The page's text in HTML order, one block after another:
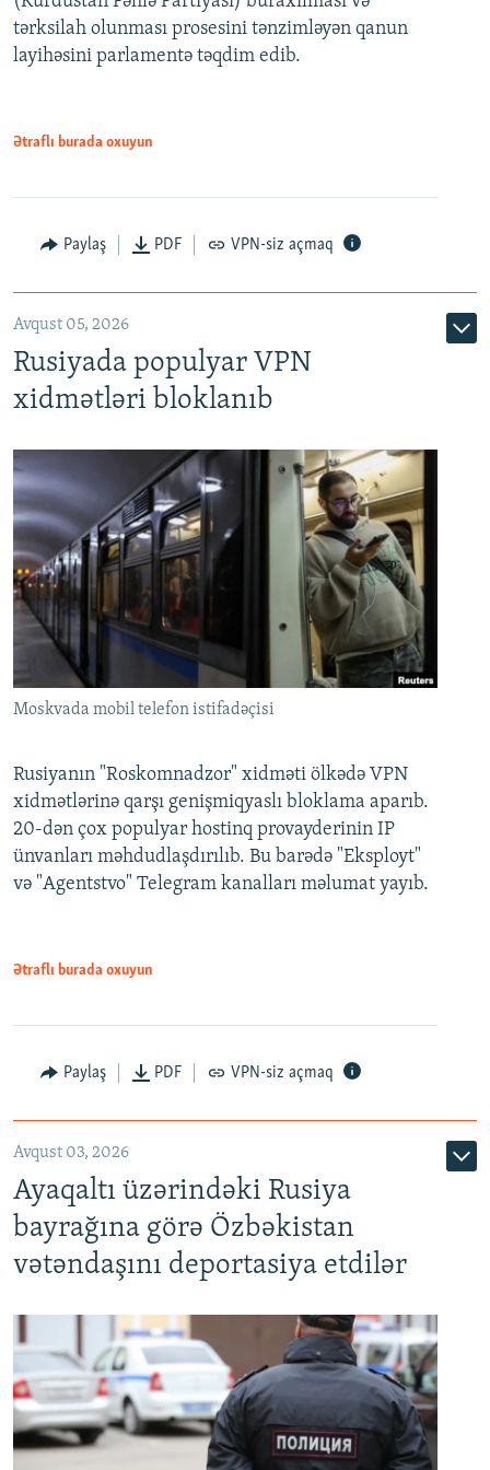
Auto 240p 360p 480p
720p 1080p
480p
tərksilah olunması prosesini tənzimləyən qanun
layihəsini parlamentə təqdim edib.
Ətraflı burada oxuyun
Paylaş PDF VPN-siz açmaq
Avqust 05, 2026
Rusiyada populyar VPN
xidmətləri bloklanıb
Moskvada mobil telefon istifadəçisi
Rusiyanın "Roskomnadzor" xidməti ölkədə VPN
xidmətlərinə qarşı genişmiqyaslı bloklama aparıb.
20-dən çox populyar hostinq provayderinin IP
ünvanları məhdudlaşdırılıb. Bu barədə "Eksployt"
və "Agentstvo" Telegram kanalları məlumat yayıb.
Ətraflı burada oxuyun
Paylaş PDF VPN-siz açmaq
Avqust 03, 2026
Ayaqaltı üzərindəki Rusiya
bayrağına görə Özbəkistan
vətəndaşını deportasiya etdilər